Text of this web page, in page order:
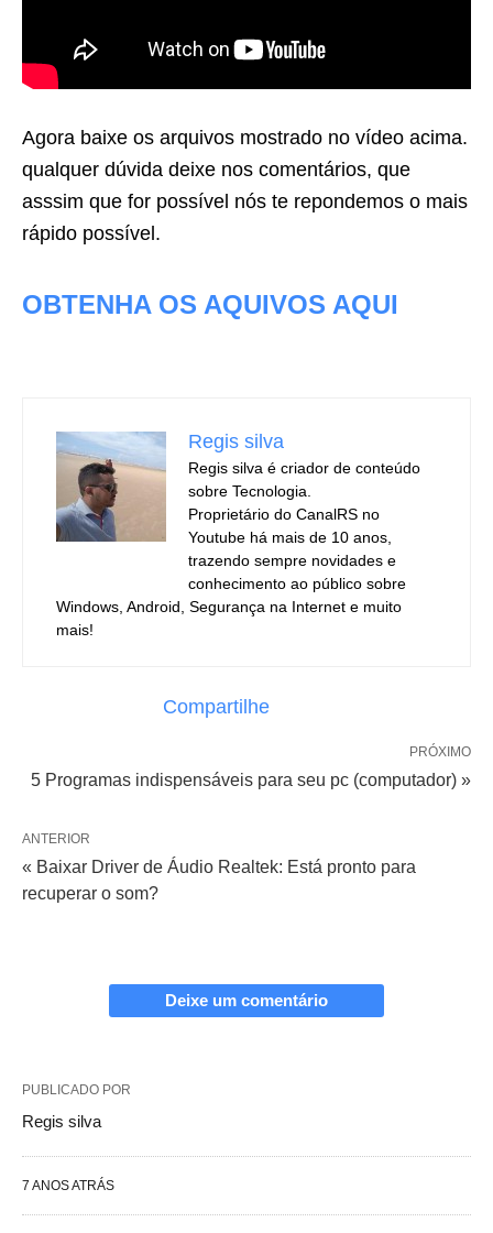
Agora baixe os arquivos mostrado no vídeo acima.
qualquer dúvida deixe nos comentários, que
asssim que for possível nós te repondemos o mais
rápido possível.
OBTENHA OS AQUIVOS AQUI
Regis silva
Regis silva é criador de conteúdo
sobre Tecnologia.
Proprietário do CanalRS no
Youtube há mais de 10 anos,
trazendo sempre novidades e
conhecimento ao público sobre
Windows, Android, Segurança na Internet e muito
mais!
Compartilhe
PRÓXIMO
5 Programas indispensáveis para seu pc (computador) »
ANTERIOR
« Baixar Driver de Áudio Realtek: Está pronto para
recuperar o som?
Deixe um comentário
PUBLICADO POR
Regis silva
7 ANOS ATRÁS